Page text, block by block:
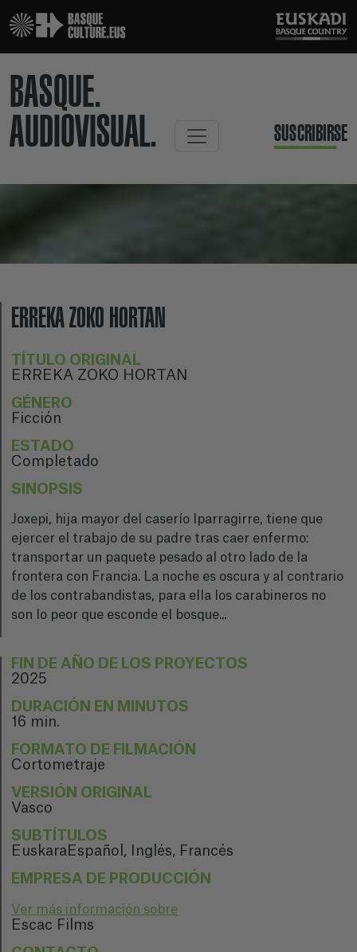
BASQUE.
AUDIOVISUAL.
SUSCRIBIRSE
ERREKA ZOKO HORTAN
TÍTULO ORIGINAL
ERREKA ZOKO HORTAN
GÉNERO
Ficción
ESTADO
Completado
SINOPSIS
Joxepi, hija mayor del caserío Iparragirre, tiene que
ejercer el trabajo de su padre tras caer enfermo:
transportar un paquete pesado al otro lado de la
frontera con Francia. La noche es oscura y al contrario
de los contrabandistas, para ella los carabineros no
son lo peor que esconde el bosque...
FIN DE AÑO DE LOS PROYECTOS
2025
DURACIÓN EN MINUTOS
16 min.
FORMATO DE FILMACIÓN
Cortometraje
VERSIÓN ORIGINAL
Vasco
SUBTÍTULOS
EuskaraEspañol, Inglés, Francés
EMPRESA DE PRODUCCIÓN
Ver más información sobre
Escac Films